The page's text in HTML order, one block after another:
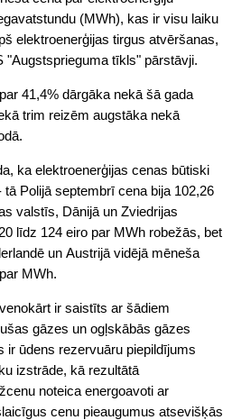
(MWh), kas ir visu laiku
elektroenerģijas tirgus atvēršanas,
"Augstsprieguma tīkls" pārstāvji.
41,4% dārgāka nekā šā gada
trim reizēm augstāka nekā
ka elektroenerģijas cenas būtiski
Polijā septembrī cena bija 102,26
valstīs, Dānijā un Zviedrijas
līdz 124 eiro par MWh robežās, bet
un Austrijā vidējā mēneša
MWh.
ir saistīts ar šādiem
gāzes un ogļskābās gāzes
ūdens rezervuāru piepildījums
izstrāde, kā rezultātā
noteica energoavoti ar
cenu pieaugumus atsevišķās